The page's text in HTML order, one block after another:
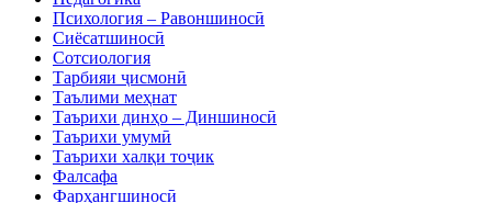
Психология – Равоншиносӣ
Сиёсатшиносӣ
Сотсиология
Тарбияи ҷисмонӣ
Таълими меҳнат
Таърихи динҳо – Диншиносӣ
Таърихи умумӣ
Таърихи халқи тоҷик
Фалсафа
Фарҳангшиносӣ